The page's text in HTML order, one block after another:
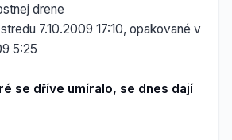
drene
7.10.2009 17:10, opakované v
5:25
se dříve umíralo, se dnes dají